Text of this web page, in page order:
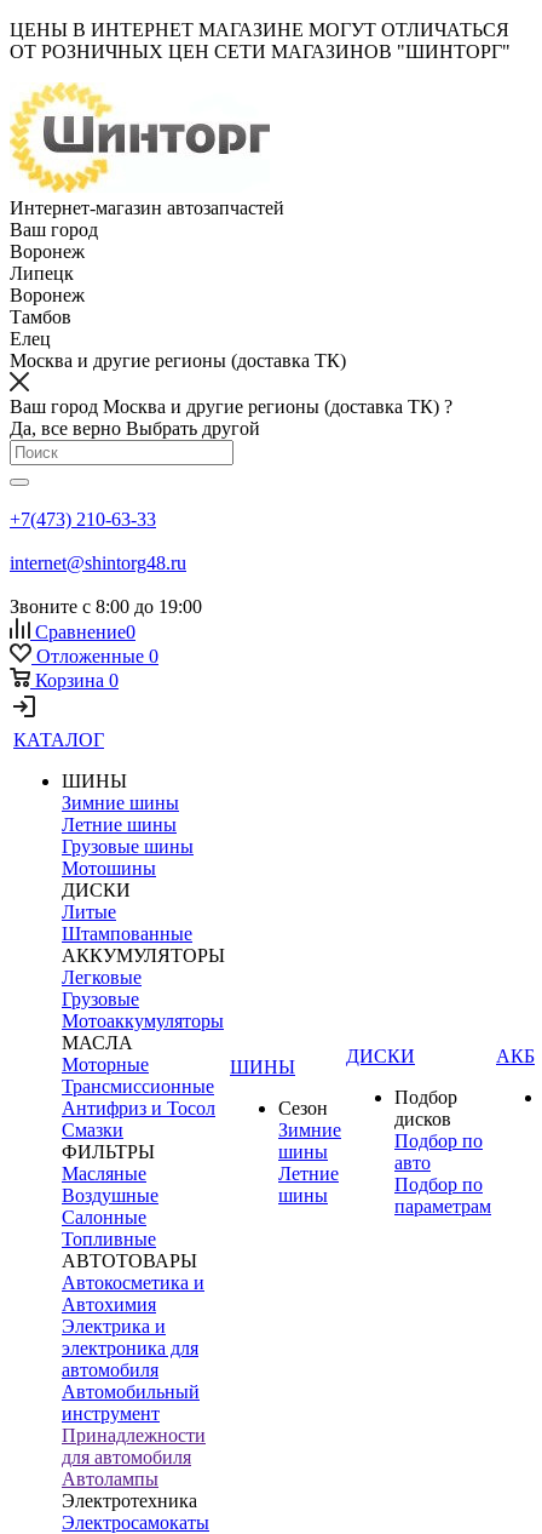
ЦЕНЫ В ИНТЕРНЕТ МАГАЗИНЕ МОГУТ ОТЛИЧАТЬСЯ
ОТ РОЗНИЧНЫХ ЦЕН СЕТИ МАГАЗИНОВ "ШИНТОРГ"
Интернет-магазин автозапчастей
Ваш город
Воронеж
Липецк
Воронеж
Тамбов
Елец
Москва и другие регионы (доставка ТК)
Ваш город Москва и другие регионы (доставка ТК) ?
Да, все верно Выбрать другой
+7(473) 210-63-33
internet@shintorg48.ru
Звоните с 8:00 до 19:00
Сравнение0
Отложенные 0
Корзина 0
КАТАЛОГ
ШИНЫ
Зимние шины
Летние шины
Грузовые шины
Мотошины
ДИСКИ
Литые
Штампованные
АККУМУЛЯТОРЫ
Легковые
Грузовые
Мотоаккумуляторы
МАСЛА
Моторные
Трансмиссионные
Антифриз и Тосол
Смазки
ФИЛЬТРЫ
Масляные
Воздушные
Салонные
Топливные
АВТОТОВАРЫ
Автокосметика и
Автохимия
Электрика и
электроника для
автомобиля
Автомобильный
инструмент
Принадлежности
для автомобиля
Автолампы
Электротехника
Электросамокаты
ШИНЫ
Сезон
Зимние
шины
Летние
шины
ДИСКИ
Подбор
дисков
Подбор по
авто
Подбор по
параметрам
АКБ